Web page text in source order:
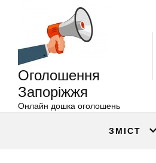
Оголошення
Запоріжжя
Онлайн дошка оголошень
ЗМІСТ